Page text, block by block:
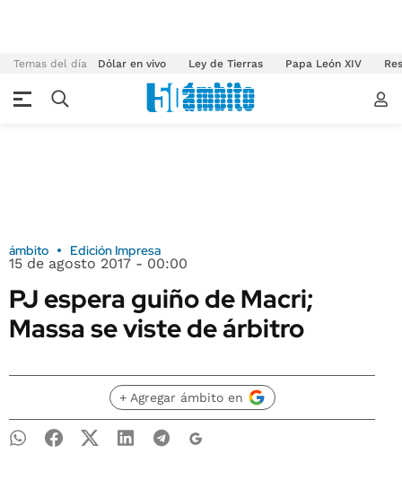
Temas del día Dólar en vivo Ley de Tierras Papa León XIV
ámbito Edición Impresa
15 de agosto 2017 - 00:00
PJ espera guiño de Macri;
Massa se viste de árbitro
+ Agregar ámbito en